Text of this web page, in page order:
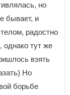
но
бывает, и
радостно
однако тут же
взять
Но
борьбе